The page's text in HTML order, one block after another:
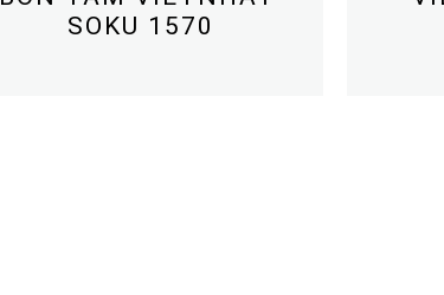
SOKU 1570